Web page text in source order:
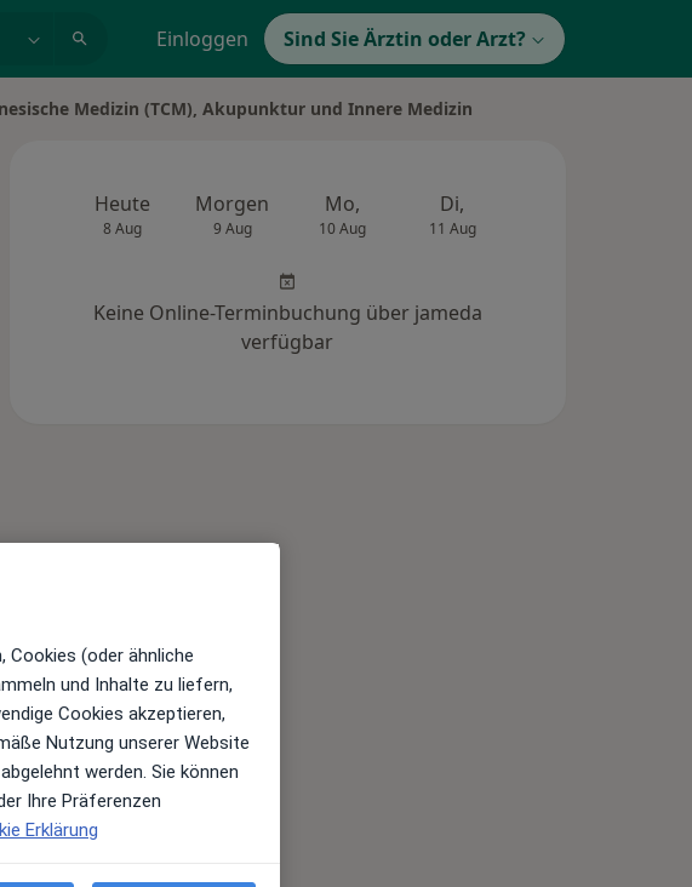
Einloggen Sind Sie Ärztin oder Arzt?
Medizin (TCM), Akupunktur und Innere Medizin
Heute
8 Aug
Morgen
9 Aug
Mo,
10 Aug
Di,
11 Aug
Keine Online-Terminbuchung über jameda
verfügbar
Cookies (oder ähnliche
und Inhalte zu liefern,
Cookies akzeptieren,
Nutzung unserer Website
werden. Sie können
Ihre Präferenzen
Erklärung